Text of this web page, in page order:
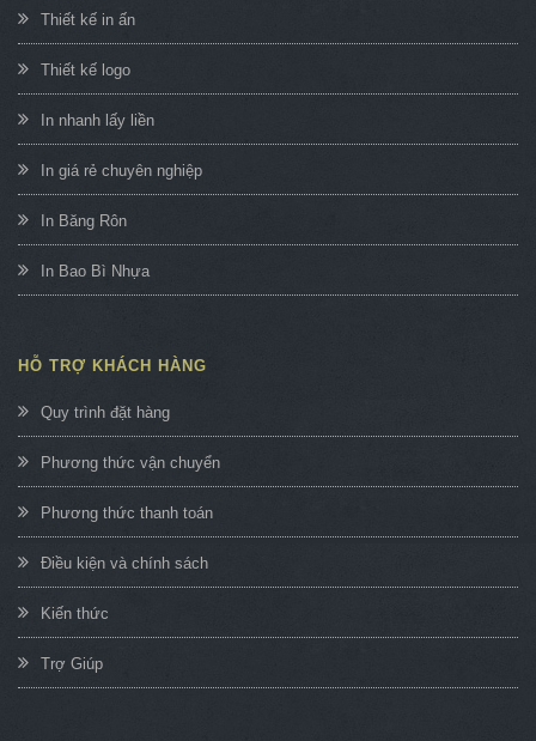
Thiết kế in ấn
Thiết kế logo
In nhanh lấy liền
In giá rẻ chuyên nghiệp
In Băng Rôn
In Bao Bì Nhựa
HỖ TRỢ KHÁCH HÀNG
Quy trình đặt hàng
Phương thức vận chuyển
Phương thức thanh toán
Điều kiện và chính sách
Kiến thức
Trợ Giúp